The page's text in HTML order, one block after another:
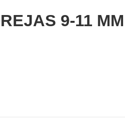
9-11 MM